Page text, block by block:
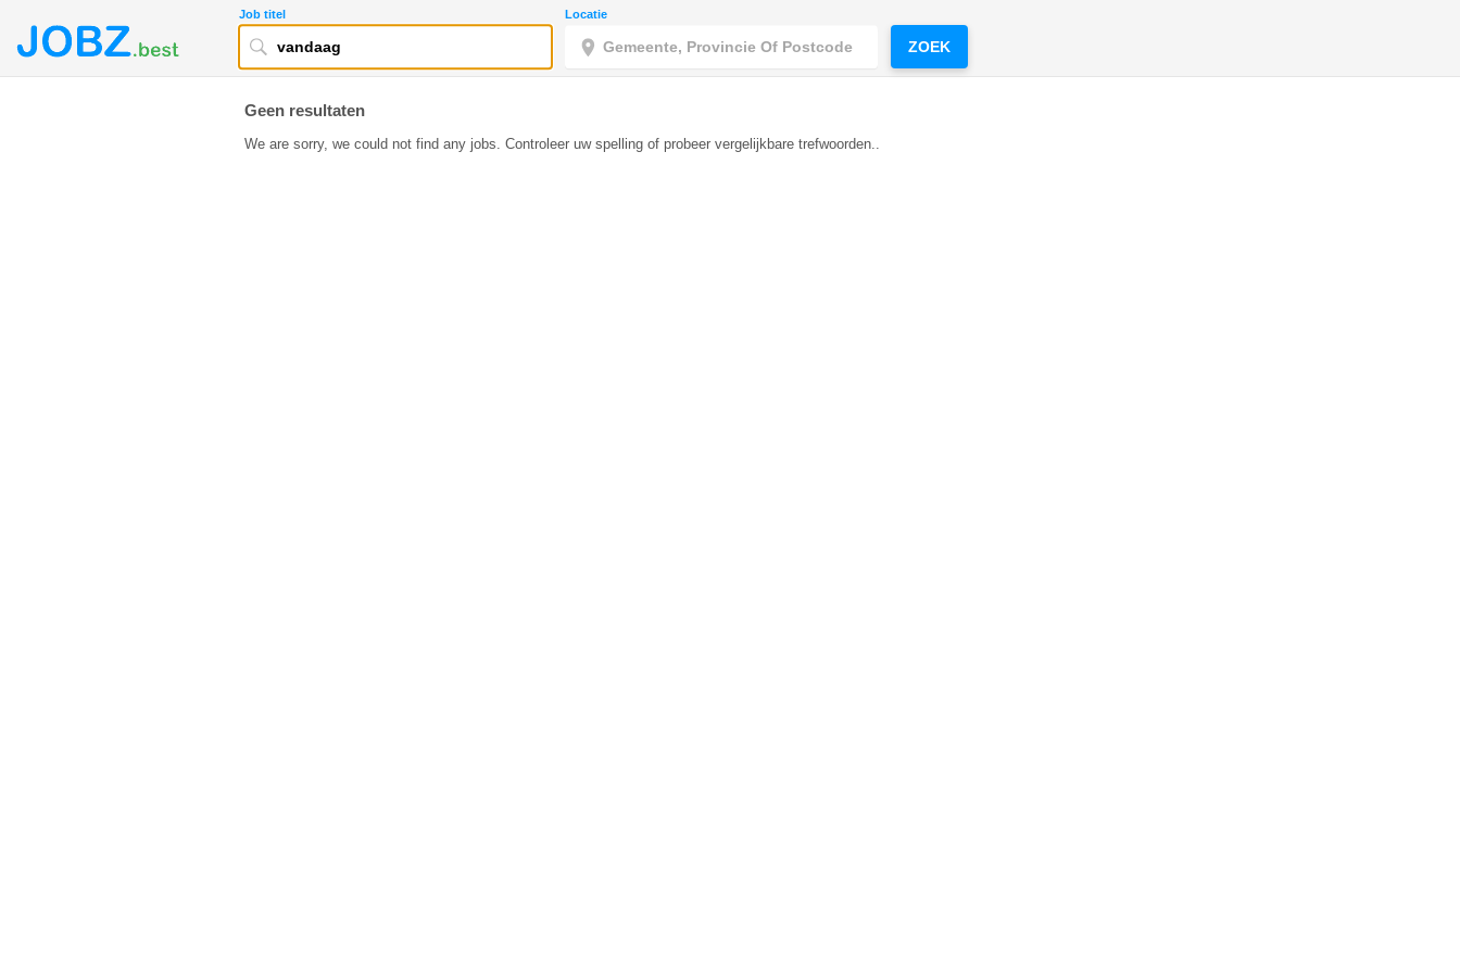
Job titel Locatie
ZOEK
Geen resultaten
We are sorry, we could not find any jobs. Controleer uw spelling of probeer vergelijkbare trefwoorden..